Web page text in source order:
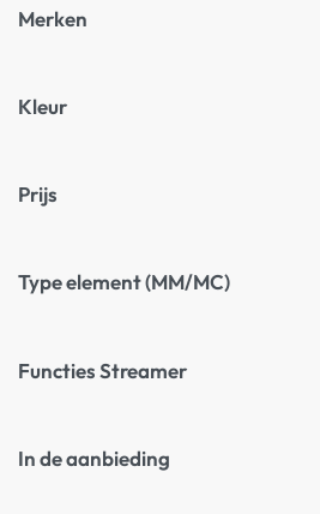
Merken
Kleur
Prijs
Type element (MM/MC)
Functies Streamer
In de aanbieding